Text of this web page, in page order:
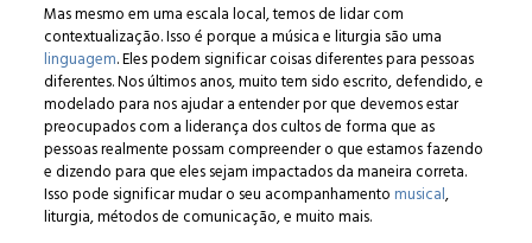
Mas mesmo em uma escala local, temos de lidar com
contextualização. Isso é porque a música e liturgia são uma
linguagem. Eles podem significar coisas diferentes para pessoas
diferentes. Nos últimos anos, muito tem sido escrito, defendido, e
modelado para nos ajudar a entender por que devemos estar
preocupados com a liderança dos cultos de forma que as
pessoas realmente possam compreender o que estamos fazendo
e dizendo para que eles sejam impactados da maneira correta.
Isso pode significar mudar o seu acompanhamento musical,
liturgia, métodos de comunicação, e muito mais.